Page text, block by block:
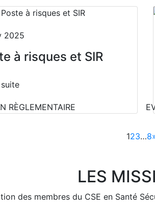
2025
à risques et SIR
RÈGLEMENTAIRE
123…8
LES
des membres du CSE en Santé